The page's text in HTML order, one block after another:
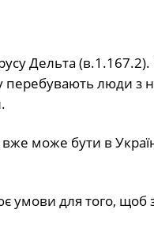
Дельта
люди з
може бути в
умови для того, щоб